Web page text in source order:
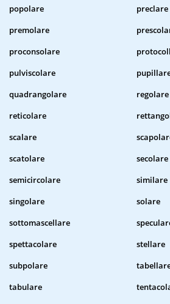
popolare
preclare
premolare
proconsolare
pulviscolare
quadrangolare
regolare
reticolare
scalare
scatolare
secolare
semicircolare
similare
singolare
solare
sottomascellare
spettacolare
stellare
subpolare
tabulare